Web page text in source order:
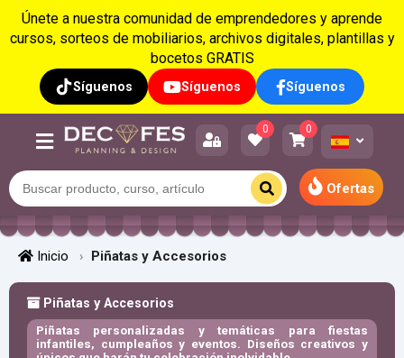
Únete a nuestra comunidad de emprendedores y aprende
cursos, sorteos de mobiliarios, archivos digitales, plantillas y
bocetos GRATIS
Síguenos Síguenos Síguenos
0 0
Ofertas
Inicio Piñatas y Accesorios
Piñatas y Accesorios
Piñatas personalizadas y temáticas para fiestas
infantiles, cumpleaños y eventos. Diseños creativos y